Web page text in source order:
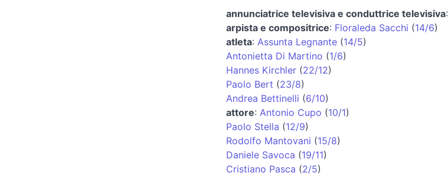
annunciatrice televisiva e conduttrice televisiva:
arpista e compositrice: Floraleda Sacchi (14/6)
atleta: Assunta Legnante(14/5)
Antonietta Di Martino (1/6)
Hannes Kirchler(22/12)
Paolo Bert (23/8)
Andrea Bettinelli (6/10)
attore: Antonio Cupo (10/1)
Paolo Stella (12/9)
Rodolfo Mantovani (15/8)
Daniele Savoca (19/11)
Cristiano Pasca (2/5)